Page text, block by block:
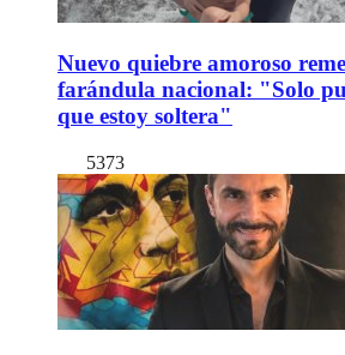
Nuevo quiebre amoroso
farándula nacional: "Solo
que estoy soltera"
5373